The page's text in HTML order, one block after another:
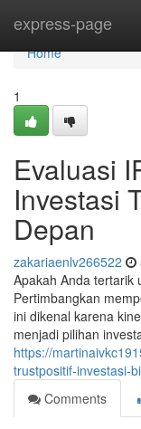
express-page
Home
Home
1
Evaluasi
Investasi
Depan
zakariaenlv266522
Apakah Anda tertarik
Pertimbangkan
ini dikenal karena
menjadi pilihan
https://
trustpositif-investasi-
Comments